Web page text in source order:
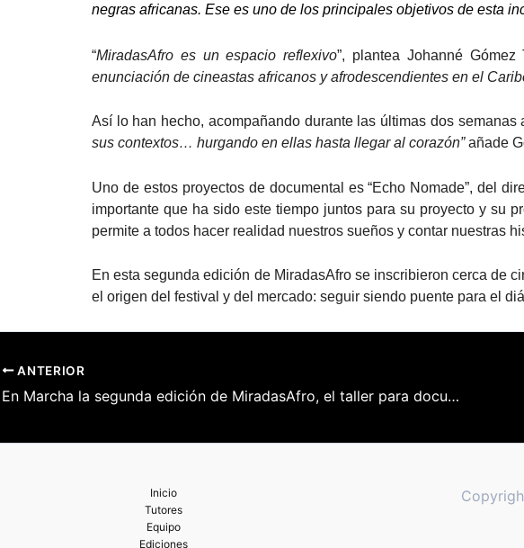
negras africanas. Ese es uno de los principales objetivos de esta
“MiradasAfro es un espacio reflexivo”, plantea Johanné
enunciación de cineastas africanos y afrodescendientes en el
Así lo han hecho, acompañando durante las últimas dos semanas
sus contextos… hurgando en ellas hasta llegar al corazón”añade
Uno de estos proyectos de documental es “Echo Nomade”, del
importante que ha sido este tiempo juntos para su proyecto y su
permite a todos hacer realidad nuestros sueños y contar nuestras
En esta segunda edición de MiradasAfro se inscribieron cerca de
el origen del festival y del mercado: seguir siendo puente para el
ANTERIOR
En Marcha la segunda edición de MiradasAfro, el taller para documentalistas africanos y afrodescendientes
Inicio
Tutores
Equipo
Ediciones